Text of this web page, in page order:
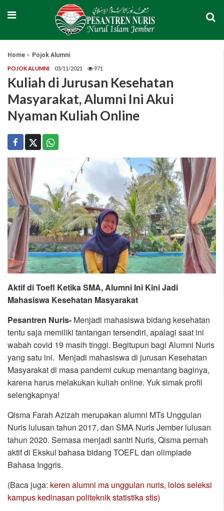
Home Pojok Alumni
POJOK ALUMNI 03/11/2021 971
Kuliah di Jurusan Kesehatan
Masyarakat, Alumni Ini Akui
Nyaman Kuliah Online
Aktif di Toefl Ketika SMA, Alumni Ini Kini Jadi
Mahasiswa Kesehatan Masyarakat
Pesantren Nuris- Menjadi mahasiswa bidang kesehatan
tentu saja memiliki tantangan tersendiri, apalagi saat ini
wabah covid 19 masih tinggi. Begitupun bagi Alumni Nuris
yang satu ini. Menjadi mahasiswa di jurusan Kesehatan
Masyarakat di masa pandemi cukup menantang baginya,
karena harus melakukan kuliah online. Yuk simak profil
selengkapnya!
Qisma Farah Azizah merupakan alumni MTs Unggulan
Nuris lulusan tahun 2017, dan SMA Nuris Jember lulusan
tahun 2020. Semasa menjadi santri Nuris, Qisma pernah
aktif di Ekskul bahasa bidang TOEFL dan olimpiade
Bahasa Inggris.
(Baca juga: keren alumni ma unggulan nuris, lolos seleksi
kampus kedinasan politeknik statistika stis)